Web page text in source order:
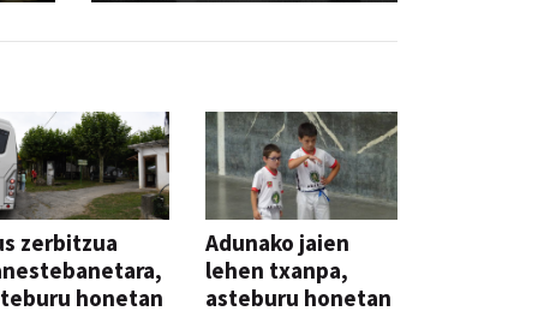
zerbitzua
honetan
Adunako jaien
lehen txanpa,
asteburu honetan